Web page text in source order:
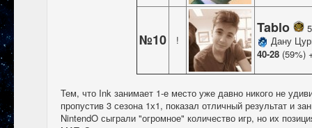
№10 !
Tablo
Дану
40-28 (59%)
Тем, что Ink занимает 1-е место уже давно никого не
пропустив 3 сезона 1х1, показал отличный результат и
NintendO сыграли "огромное" количество игр, но их